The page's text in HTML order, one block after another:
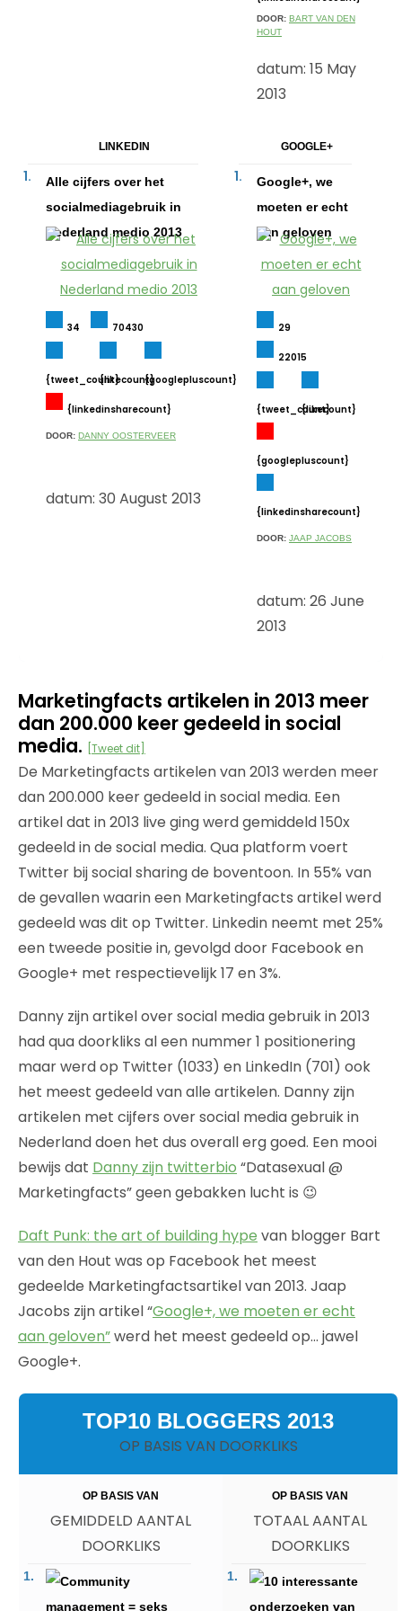
DOOR: BART VAN DEN
HOUT
datum: 15 May
2013
LINKEDIN
Alle cijfers over het
socialmediagebruik in
Nederland medio 2013
34 70430
{tweet_count}{likecount}{googlepluscount}
{linkedinsharecount}
DOOR: DANNY OOSTERVEER
datum: 30 August 2013
GOOGLE+
Google+, we
moeten er echt
aan geloven
29
22015
{tweet_count}{likecount}
{googlepluscount}
{linkedinsharecount}
DOOR: JAAP JACOBS
datum: 26 June
2013
Marketingfacts artikelen in 2013 meer
dan 200.000 keer gedeeld in social
media.
[Tweet dit]
De Marketingfacts artikelen van 2013 werden meer
dan 200.000 keer gedeeld in social media. Een
artikel dat in 2013 live ging werd gemiddeld 150x
gedeeld in de social media. Qua platform voert
Twitter bij social sharing de boventoon. In 55% van
de gevallen waarin een Marketingfacts artikel werd
gedeeld was dit op Twitter. Linkedin neemt met 25%
een tweede positie in, gevolgd door Facebook en
Google+ met respectievelijk 17 en 3%.
Danny zijn artikel over social media gebruik in 2013
had qua doorkliks al een nummer 1 positionering
maar werd op Twitter (1033) en LinkedIn (701) ook
het meest gedeeld van alle artikelen. Danny zijn
artikelen met cijfers over social media gebruik in
Nederland doen het dus overall erg goed. Een mooi
bewijs dat Danny zijn twitterbio “Datasexual @
Marketingfacts” geen gebakken lucht is 😉
Daft Punk: the art of building hype van blogger Bart
van den Hout was op Facebook het meest
gedeelde Marketingfactsartikel van 2013. Jaap
Jacobs zijn artikel “Google+, we moeten er echt
aan geloven”werd het meest gedeeld op… jawel
Google+.
TOP10 BLOGGERS 2013
OP BASIS VAN DOORKLIKS
OP BASIS VAN
GEMIDDELD AANTAL
DOORKLIKS
OP BASIS VAN
TOTAAL AANTAL
DOORKLIKS